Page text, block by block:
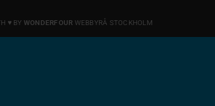
♥ BY WONDERFOUR WEBBYRÅ STOCKHOLM